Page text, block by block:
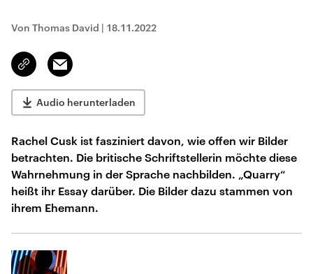
Von Thomas David | 18.11.2022
Link
kopieren/teilen
Email
Audio herunterladen
Rachel Cusk ist fasziniert davon, wie offen wir Bilder
betrachten. Die britische Schriftstellerin möchte diese
Wahrnehmung in der Sprache nachbilden. „Quarry“
heißt ihr Essay darüber. Die Bilder dazu stammen von
ihrem Ehemann.